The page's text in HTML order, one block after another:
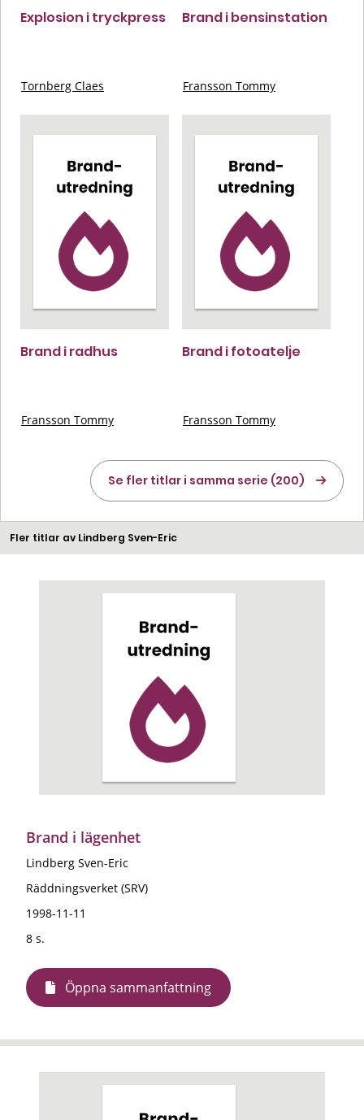
Explosion i tryckpress
Tornberg Claes
Brand i bensinstation
Fransson Tommy
Brand i radhus
Fransson Tommy
Brand i fotoatelje
Fransson Tommy
Se fler titlar i samma serie (200)
Fler titlar av Lindberg Sven-Eric
Brand i lägenhet
Lindberg Sven-Eric
Räddningsverket (SRV)
1998-11-11
8 s.
Öppna sammanfattning